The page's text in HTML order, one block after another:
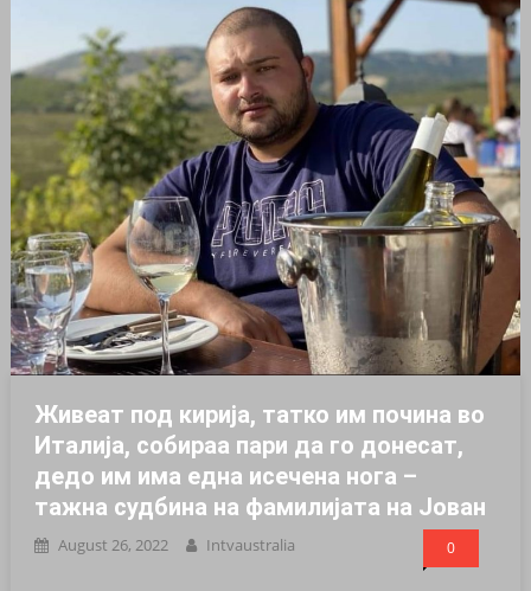
Живеат под кирија, татко им почина во
Италија, собираа пари да го донесат,
дедо им има една исечена нога –
тажна судбина на фамилијата на Јован
August 26, 2022 Intvaustralia 0